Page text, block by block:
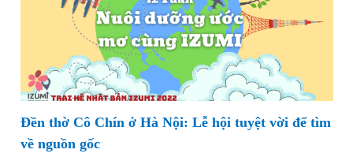
Đền thờ Cô Chín ở Hà Nội: Lễ hội tuyệt vời để tìm
về nguồn gốc